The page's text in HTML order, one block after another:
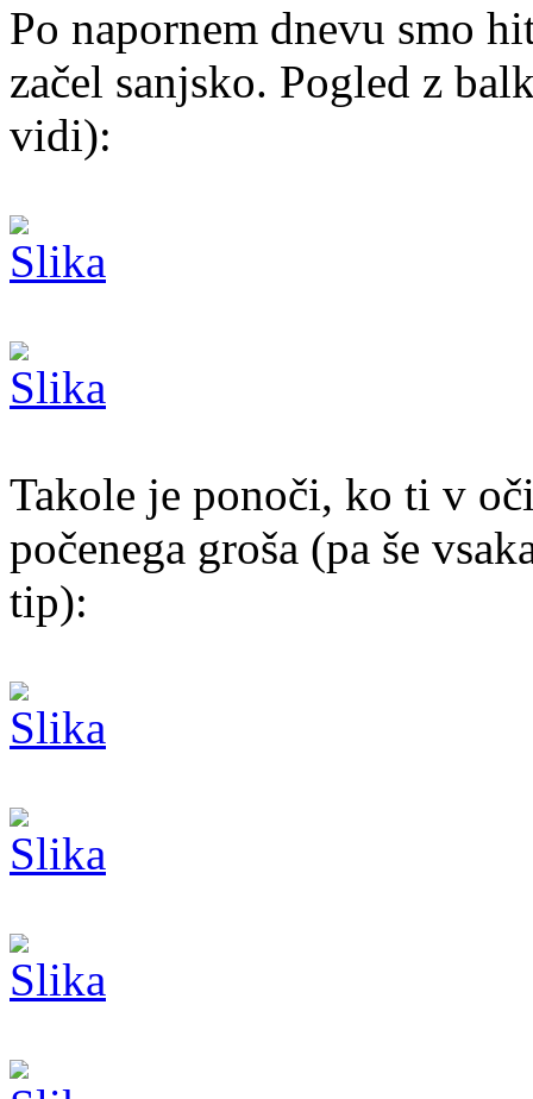
Po napornem dnevu smo
začel sanjsko. Pogled z
vidi):
Takole je ponoči, ko ti v
počenega groša (pa še
tip):